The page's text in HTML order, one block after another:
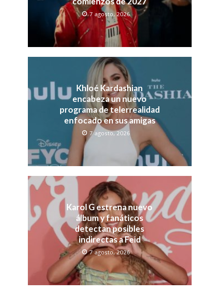
7 agosto, 2026
Khloé Kardashian
encabeza un nuevo
programa de telerrealidad
enfocado en sus amigas
7 agosto, 2026
Karol G estrena nuevo
álbum y fanáticos
detectan posibles
indirectas a Feid
7 agosto, 2026